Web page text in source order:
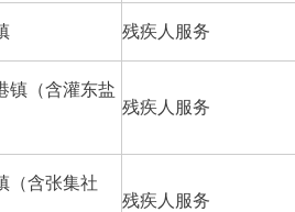
残疾人服务
镇（含灌东盐
残疾人服务
（含张集社
残疾人服务